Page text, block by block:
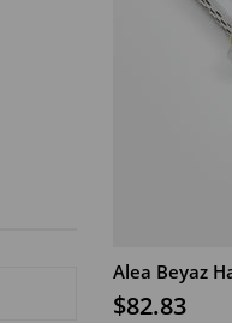
В КОРЗИНУ
$82.83